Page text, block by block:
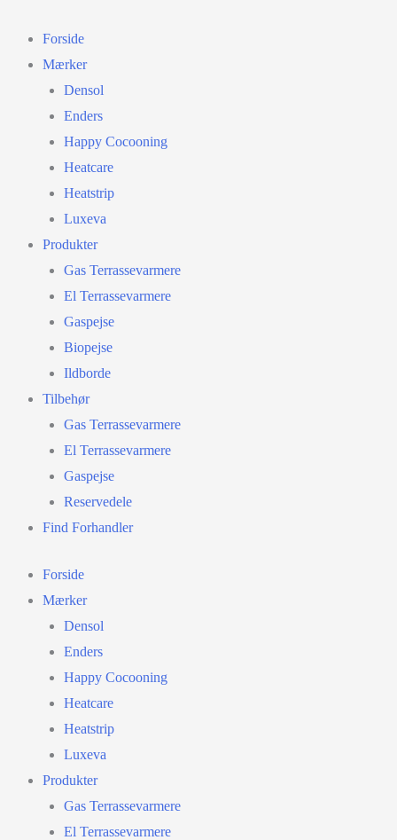
indholdet
Forside
Mærker
Densol
Enders
Happy Cocooning
Heatcare
Heatstrip
Luxeva
Produkter
Gas Terrassevarmere
El Terrassevarmere
Gaspejse
Biopejse
Ildborde
Tilbehør
Gas Terrassevarmere
El Terrassevarmere
Gaspejse
Reservedele
Find Forhandler
Forside
Mærker
Densol
Enders
Happy Cocooning
Heatcare
Heatstrip
Luxeva
Produkter
Gas Terrassevarmere
El Terrassevarmere